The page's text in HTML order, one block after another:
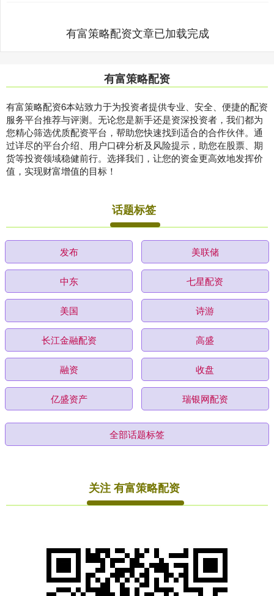
有富策略配资文章已加载完成
有富策略配资
有富策略配资6本站致力于为投资者提供专业、安全、便捷的配资
服务平台推荐与评测。无论您是新手还是资深投资者，我们都为
您精心筛选优质配资平台，帮助您快速找到适合的合作伙伴。通
过详尽的平台介绍、用户口碑分析及风险提示，助您在股票、期
货等投资领域稳健前行。选择我们，让您的资金更高效地发挥价
值，实现财富增值的目标！
话题标签
发布 美联储
中东 七星配资
美国 诗游
长江金融配资 高盛
融资 收盘
亿盛资产 瑞银网配资
全部话题标签
关注 有富策略配资